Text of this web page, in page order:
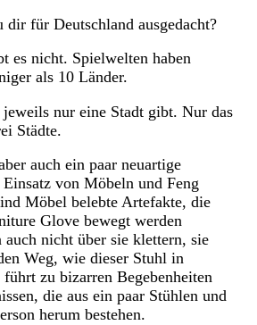
dir für Deutschland ausgedacht?
es nicht. Spielwelten haben
als 10 Länder.
jeweils nur eine Stadt gibt. Nur das
Städte.
auch ein paar neuartige
von Möbeln und Feng
Möbel belebte Artefakte, die
Glove bewegt werden
nicht über sie klettern, sie
Weg, wie dieser Stuhl in
zu bizarren Begebenheiten
die aus ein paar Stühlen und
herum bestehen.